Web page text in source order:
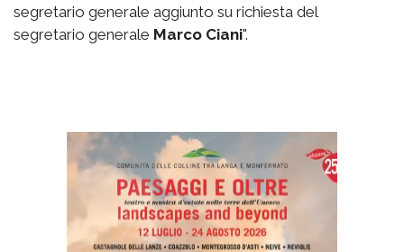
segretario generale aggiunto su richiesta del
segretario generale Marco Ciani".